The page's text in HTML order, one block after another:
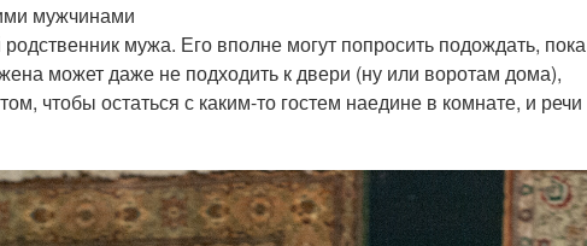
мужчинами
мужа. Его вполне могут попросить подождать, пока
может даже не подходить к двери (ну или воротам дома),
чтобы остаться с каким-то гостем наедине в комнате, и речи